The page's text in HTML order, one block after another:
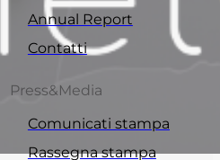
Annual Report
Contatti
Press&Media
Comunicati stampa
Rassegna stampa